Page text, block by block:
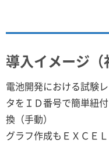
導入イメージ（
電池開発における試験
タをＩＤ番号で簡単紐
換（手動）
グラフ作成もＥＸＣＥ